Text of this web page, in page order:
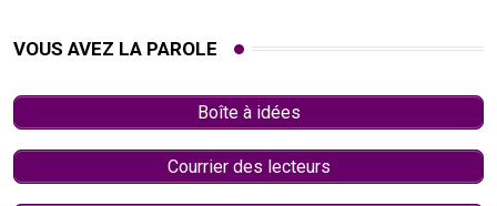
VOUS AVEZ LA PAROLE
Boîte à idées
Courrier des lecteurs